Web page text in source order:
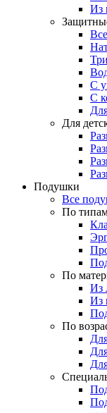
Из
С
С
Для
Подушки
Все
По
По
Из
Из
По